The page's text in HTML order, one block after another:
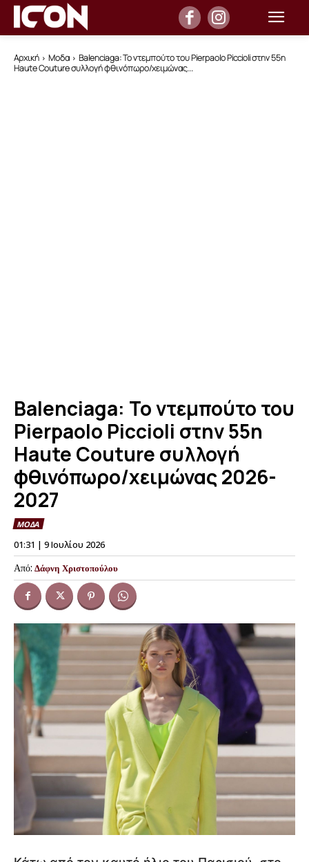
Αρχική Μοδα
Balenciaga: Το ντεμπούτο του Pierpaolo Piccioli στην 55η
Haute Couture συλλογή φθινόπωρο/χειμώνας...
Balenciaga: Το ντεμπούτο του
Pierpaolo Piccioli στην 55η
Haute Couture συλλογή
φθινόπωρο/χειμώνας 2026-
2027
ΜΟΔΑ
01:31 | 9 Ιουλίου 2026
Από: Δάφνη Χριστοπούλου